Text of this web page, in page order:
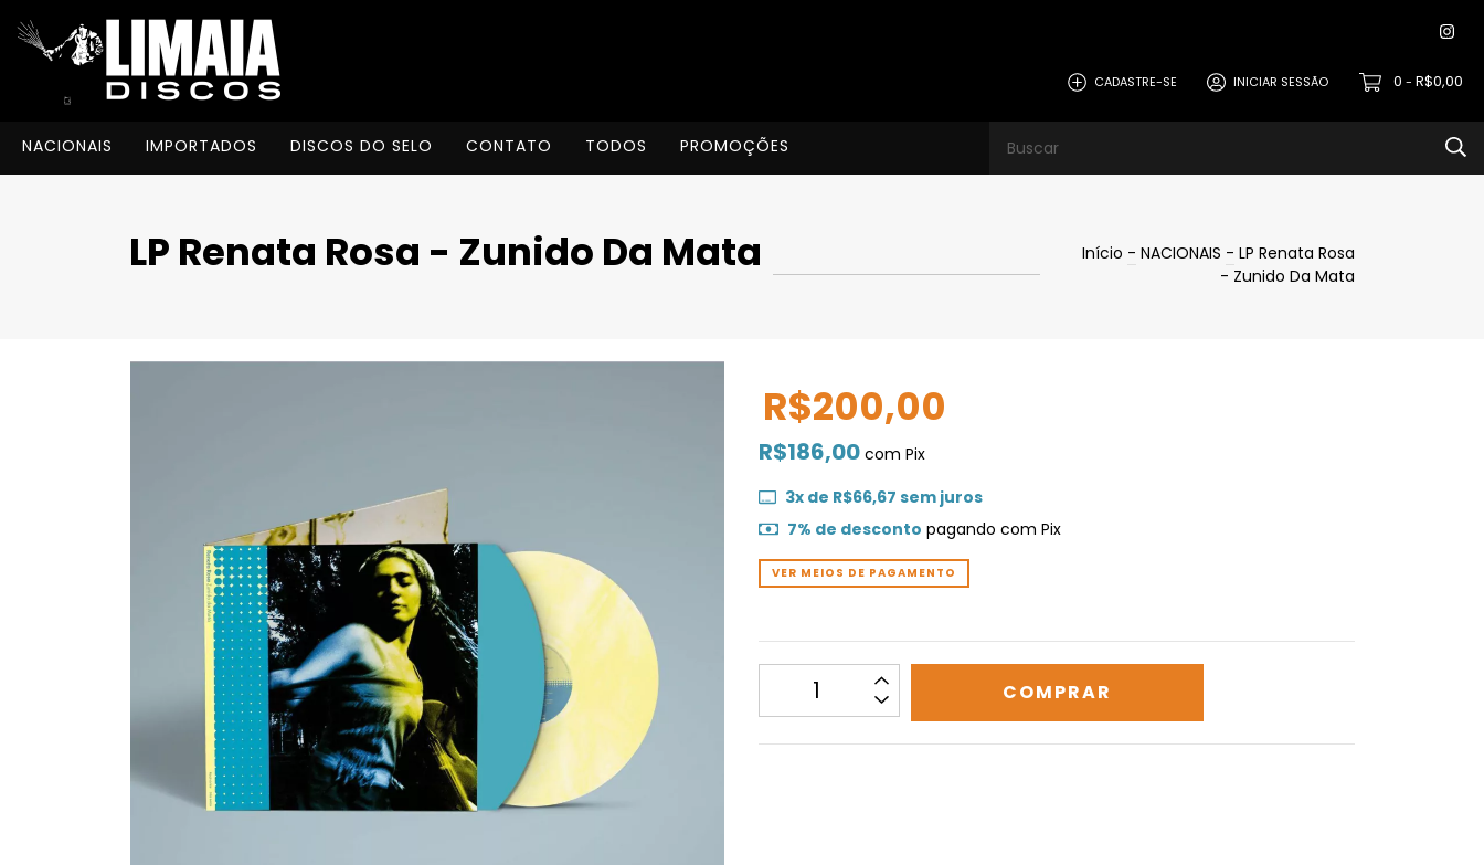
CADASTRE-SE INICIAR SESSÃO 0 - R$0,00
NACIONAIS IMPORTADOS DISCOS DO SELO CONTATO TODOS PROMOÇÕES
LP Renata Rosa - Zunido Da Mata Início - NACIONAIS - LP Renata Rosa
- Zunido Da Mata
R$200,00
R$186,00 com Pix
3x de R$66,67 sem juros
7% de desconto pagando com Pix
VER MEIOS DE PAGAMENTO